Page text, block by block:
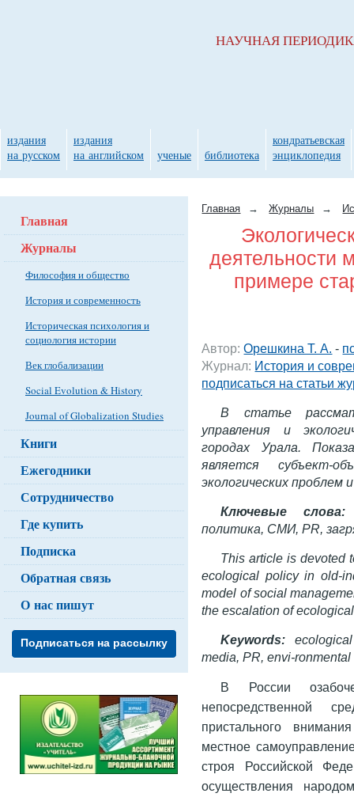
Главная → Журналы →
деятельности
примере
Автор: Орешкина Т. А. -
Журнал: История и
подписаться на статьи
В статье
управления и
городах Урала.
является субъект-
экологических проблем
Ключевые
политика, СМИ, PR,
This article is devoted
ecological policy in old-
model of social
the escalation of
Keywords:
media, PR, envi-
В России
непосредственной
пристального
местное
строя Российской
осуществления
Главная
Журналы
Философия и общество
История и современность
Историческая психология и
социология истории
Век глобализации
Social Evolution & History
Journal of Globalization Studies
Книги
Ежегодники
Сотрудничество
Где купить
Подписка
Обратная связь
О нас пишут
Подписаться на рассылку
НАУЧНАЯ
издания
на русском
издания
на английском
ученые библиотека
кондратьевская
энциклопедия